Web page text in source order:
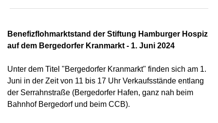
Benefizflohmarktstand der Stiftung Hamburger Hospiz
auf dem Bergedorfer Kranmarkt - 1. Juni 2024
Unter dem Titel "Bergedorfer Kranmarkt" finden sich am 1.
Juni in der Zeit von 11 bis 17 Uhr Verkaufsstände entlang
der Serrahnstraße (Bergedorfer Hafen, ganz nah beim
Bahnhof Bergedorf und beim CCB).